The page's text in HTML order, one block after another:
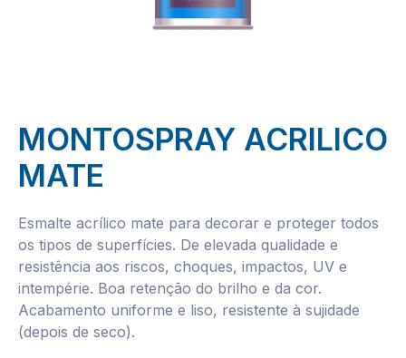
MONTOSPRAY ACRILICO
MATE
Esmalte acrílico mate para decorar e proteger todos
os tipos de superfícies. De elevada qualidade e
resistência aos riscos, choques, impactos, UV e
intempérie. Boa retenção do brilho e da cor.
Acabamento uniforme e liso, resistente à sujidade
(depois de seco).